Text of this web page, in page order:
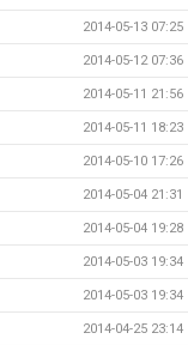
2014-05-13 07:25
2014-05-12 07:36
2014-05-11 21:56
2014-05-11 18:23
2014-05-10 17:26
2014-05-04 21:31
2014-05-04 19:28
2014-05-03 19:34
2014-05-03 19:34
2014-04-25 23:14